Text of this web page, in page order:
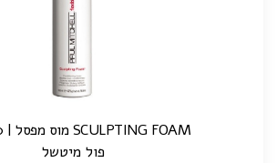
SCULPTING FOAM מוס מפסל | 500 מ"ל
פול מיטשל